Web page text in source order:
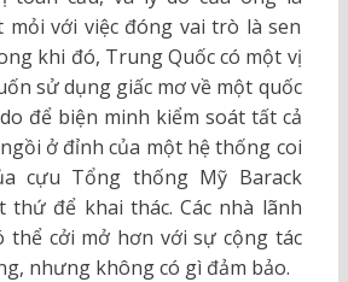
mỏi với việc đóng vai trò là sen
khi đó, Trung Quốc có một vị
sử dụng giấc mơ về một quốc
để biện minh kiểm soát tất cả
ở đỉnh của một hệ thống coi
cựu Tổng thống Mỹ Barack
thứ để khai thác. Các nhà lãnh
thể cởi mở hơn với sự cộng tác
nhưng không có gì đảm bảo.